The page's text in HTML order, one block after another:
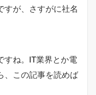
すが、さすがに社名
すね。IT業界とか電
、この記事を読めば